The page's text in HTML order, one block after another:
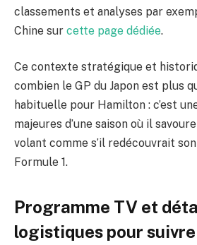
classements et analyses par
Chine sur cette page dédiée.
Ce contexte stratégique et
combien le GP du Japon est plus
habituelle pour Hamilton : c’est
majeures d’une saison où il
volant comme s’il redécouvrait
Formule 1.
Programme TV et
logistiques pour suivre